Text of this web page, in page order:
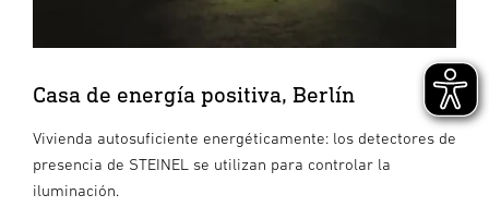
Casa de energía positiva, Berlín
Vivienda autosuficiente energéticamente: los detectores de
presencia de STEINEL se utilizan para controlar la
iluminación.